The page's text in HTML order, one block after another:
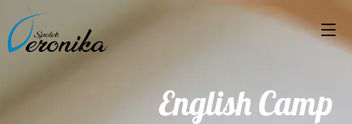
English Camp